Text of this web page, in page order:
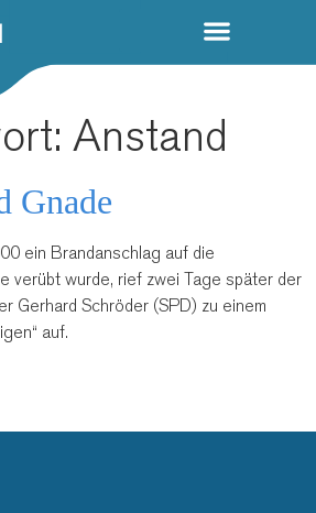
Anstand
Gnade
ein Brandanschlag auf die
verübt wurde, rief zwei Tage später der
Gerhard Schröder (SPD) zu einem
auf.